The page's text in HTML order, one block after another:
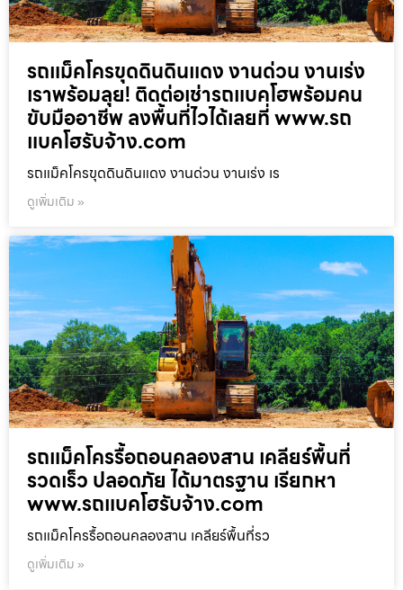
รถแม็คโครขุดดินดินแดง งานด่วน งานเร่ง
เราพร้อมลุย! ติดต่อเช่ารถแบคโฮพร้อมคน
ขับมืออาชีพ ลงพื้นที่ไวได้เลยที่ www.รถ
แบคโฮรับจ้าง.com
รถแม็คโครขุดดินดินแดง งานด่วน งานเร่ง เร
ดูเพิ่มเติม »
รถแม็คโครรื้อถอนคลองสาน เคลียร์พื้นที่
รวดเร็ว ปลอดภัย ได้มาตรฐาน เรียกหา
www.รถแบคโฮรับจ้าง.com
รถแม็คโครรื้อถอนคลองสาน เคลียร์พื้นที่รว
ดูเพิ่มเติม »